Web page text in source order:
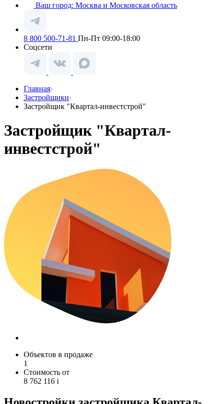
Ваш город: Москва и Московская область
8 800 500-71-81 Пн-Пт 09:00-18:00
Соцсети
Главная
Застройщики
Застройщик "Квартал-инвестстрой"
Застройщик "Квартал-
инвестстрой"
Объектов в продаже
1
Стоимость от
8 762 116 i